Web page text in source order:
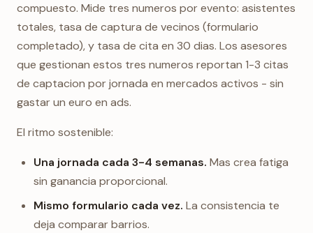
compuesto. Mide tres numeros por evento: asistentes
totales, tasa de captura de vecinos (formulario
completado), y tasa de cita en 30 dias. Los asesores
que gestionan estos tres numeros reportan 1-3 citas
de captacion por jornada en mercados activos - sin
gastar un euro en ads.
El ritmo sostenible:
Una jornada cada 3-4 semanas. Mas crea fatiga
sin ganancia proporcional.
Mismo formulario cada vez. La consistencia te
deja comparar barrios.